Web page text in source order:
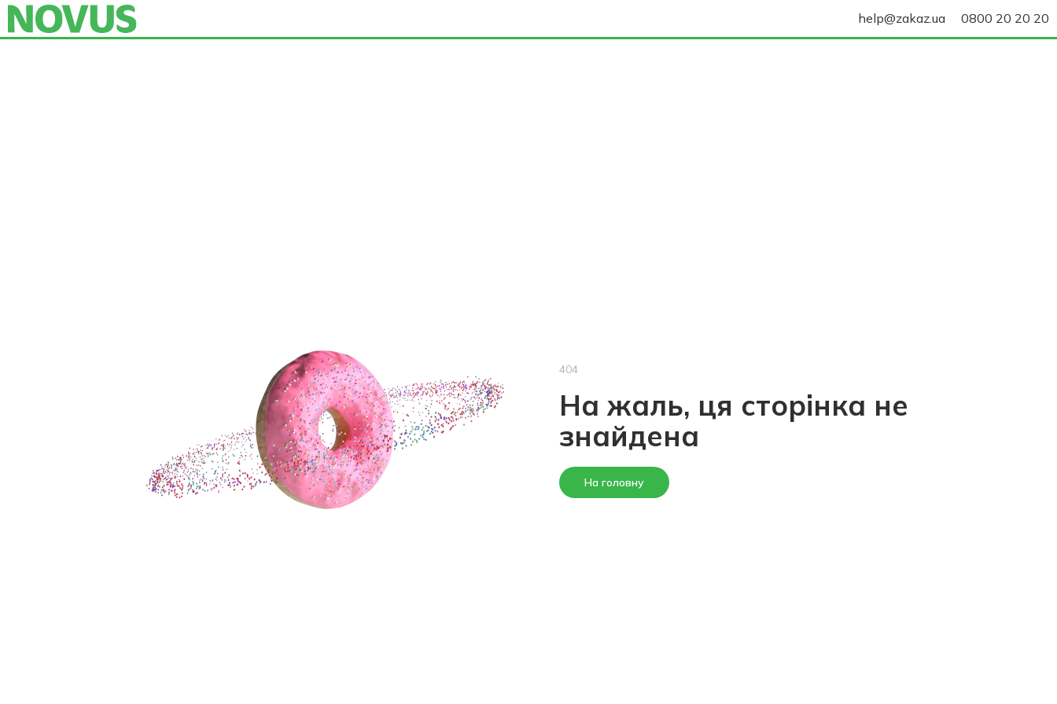
help@zakaz.ua 0800 20 20 20
404
На жаль, ця сторінка не
знайдена
На головну